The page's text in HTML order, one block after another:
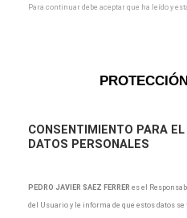
Para continuar debe aceptar que ha leído y
CONSENTIMIENTO PARA
DATOS PERSONALES
PEDRO JAVIER SAEZ FERRER es el
del Usuario y le informa de que estos datos